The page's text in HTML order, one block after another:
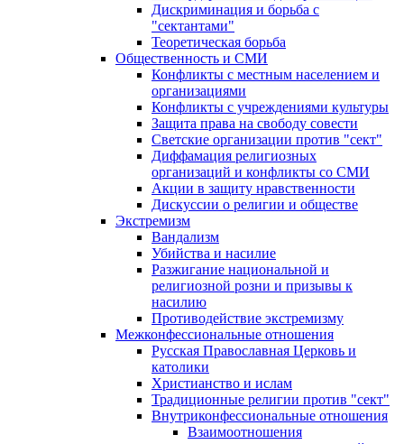
Дискриминация и борьба с
"сектантами"
Теоретическая борьба
Общественность и СМИ
Конфликты с местным населением и
организациями
Конфликты с учреждениями культуры
Защита права на свободу совести
Светские организации против "сект"
Диффамация религиозных
организаций и конфликты со СМИ
Акции в защиту нравственности
Дискуссии о религии и обществе
Экстремизм
Вандализм
Убийства и насилие
Разжигание национальной и
религиозной розни и призывы к
насилию
Противодействие экстремизму
Межконфессиональные отношения
Русская Православная Церковь и
католики
Христианство и ислам
Традиционные религии против "сект"
Внутриконфессиональные отношения
Взаимоотношения